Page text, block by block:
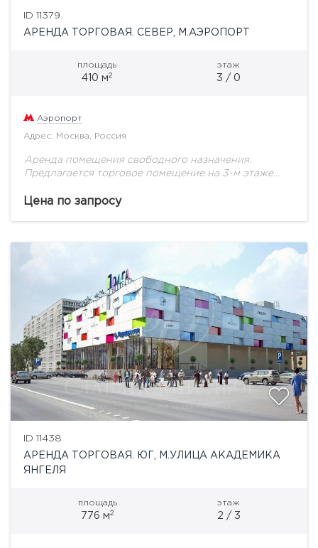
ID 11379
АРЕНДА ТОРГОВАЯ. СЕВЕР, М.АЭРОПОРТ
площадь
410 м2
этаж
3 / 0
Аэропорт
Адрес: Москва, Россия
Аренда помещения свободного назначения.
Предлагается торговое помещение на 3-м этаже
кв.м. первая линия Ленинградского проспекта
Цена по запросу
ID 11438
АРЕНДА ТОРГОВАЯ. ЮГ, М.УЛИЦА АКАДЕМИКА
ЯНГЕЛЯ
площадь
776 м2
этаж
2 / 3